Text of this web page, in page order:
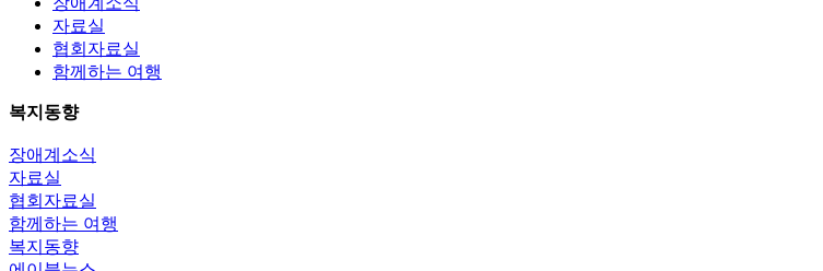
자료실
협회자료실
함께하는 여행
복지동향
장애계소식
자료실
협회자료실
함께하는 여행
복지동향